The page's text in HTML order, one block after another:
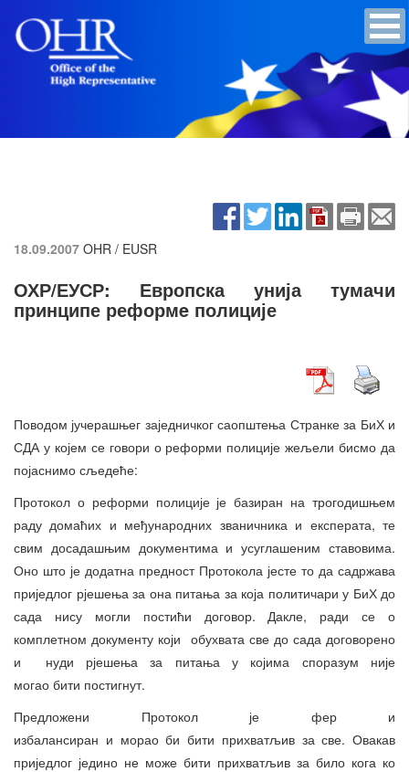
18.09.2007 OHR / EUSR
ОХР/ЕУСР: Европска унија тумачи
принципе реформe полиције
Поводом јучерашњег заједничког саопштења Странке за БиХ и
СДА у којем се говори о реформи полиције жељели бисмо да
појаснимо сљедеће:
Протокол о реформи полиције је базиран на трогодишњем
раду домаћих и међународних званичника и експерата, те
свим досадашњим документима и усуглашеним ставовима.
Оно што је додатна предност Протокола јесте то да садржава
приједлог рјешења за она питања за која политичари у БиХ до
сада нису могли постићи договор. Дакле, ради се о
комплетном документу који обухвата све до сада договорено
и нуди рјешења за питања у којима споразум није
могао бити постигнут.
Предложени Протокол је фер и
избалансиран и морао би бити прихватљив за све. Овакав
приједлог једино не може бити прихватљив за било кога ко